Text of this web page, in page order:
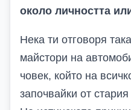
около личността
Нека ти отговоря
майстори на
човек, който на
започвайки от